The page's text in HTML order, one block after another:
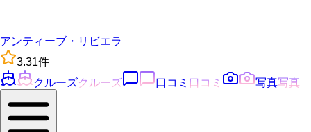
アンティーブ・リビエラ
3.31件
クルーズクルーズ 口コミ 口コミ 写真写真